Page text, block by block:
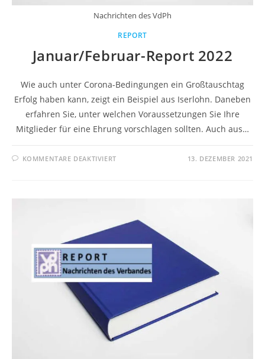
Nachrichten des VdPh
REPORT
Januar/Februar-Report 2022
Wie auch unter Corona-Bedingungen ein Großtauschtag
Erfolg haben kann, zeigt ein Beispiel aus Iserlohn. Daneben
erfahren Sie, unter welchen Voraussetzungen Sie Ihre
Mitglieder für eine Ehrung vorschlagen sollten. Auch aus…
KOMMENTARE DEAKTIVIERT 13. DEZEMBER 2021